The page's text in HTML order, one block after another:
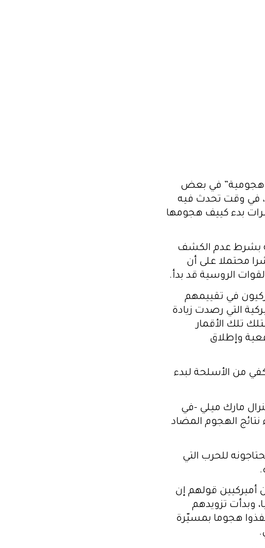
2023 تنفيذ “عمليات هجومية” في بعض
في وقت تحدث فيه
بدء كييف هجومها
بشرط عدم الكشف
محتملا على أن
الروسية قد بدأ.
في تقييمهم
التي رصدت زيادة
تلك الأقمار
وإطلاق
يكفي من الأسلحة لبدء
مارك ميلي -في
الهجوم المضاد
للحرب التي
قولهم إن
وبدأت تزويدهم
هجوما بمسيّرة